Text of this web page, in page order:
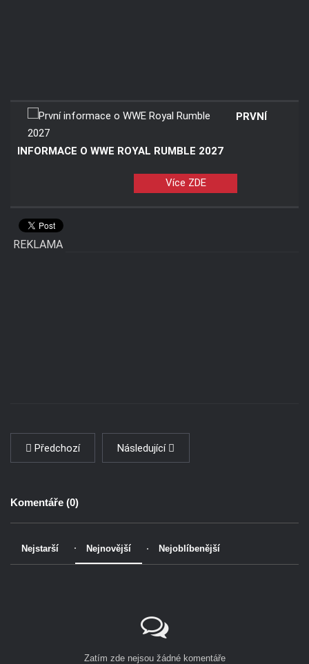
PRVNÍ
INFORMACE O WWE ROYAL RUMBLE 2027
Více ZDE
REKLAMA
Předchozí Následující
Komentáře (0)
Nejstarší Nejnovější Nejoblíbenější
Zatím zde nejsou žádné komentáře